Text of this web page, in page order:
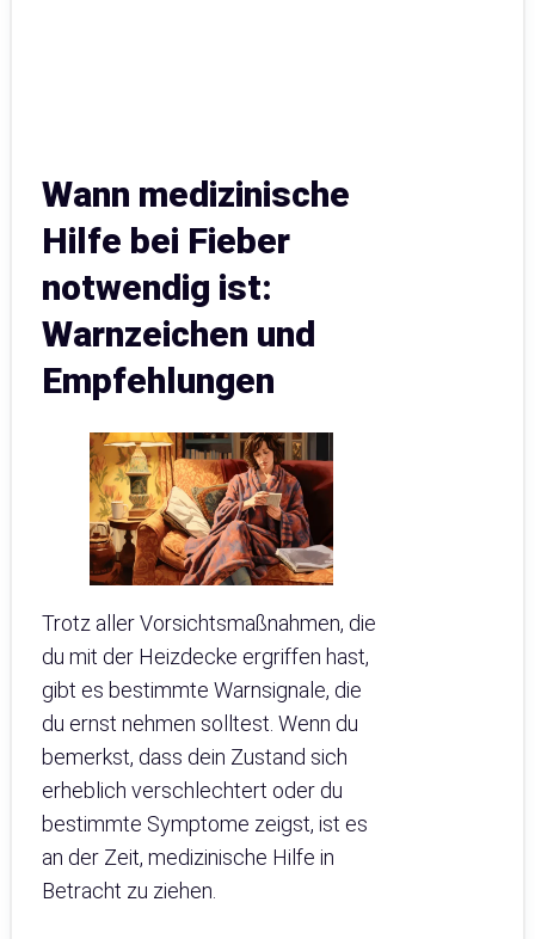
Wann medizinische
Hilfe bei Fieber
notwendig ist:
Warnzeichen und
Empfehlungen
Trotz aller Vorsichtsmaßnahmen, die
du mit der Heizdecke ergriffen hast,
gibt es bestimmte Warnsignale, die
du ernst nehmen solltest. Wenn du
bemerkst, dass dein Zustand sich
erheblich verschlechtert oder du
bestimmte Symptome zeigst, ist es
an der Zeit, medizinische Hilfe in
Betracht zu ziehen.